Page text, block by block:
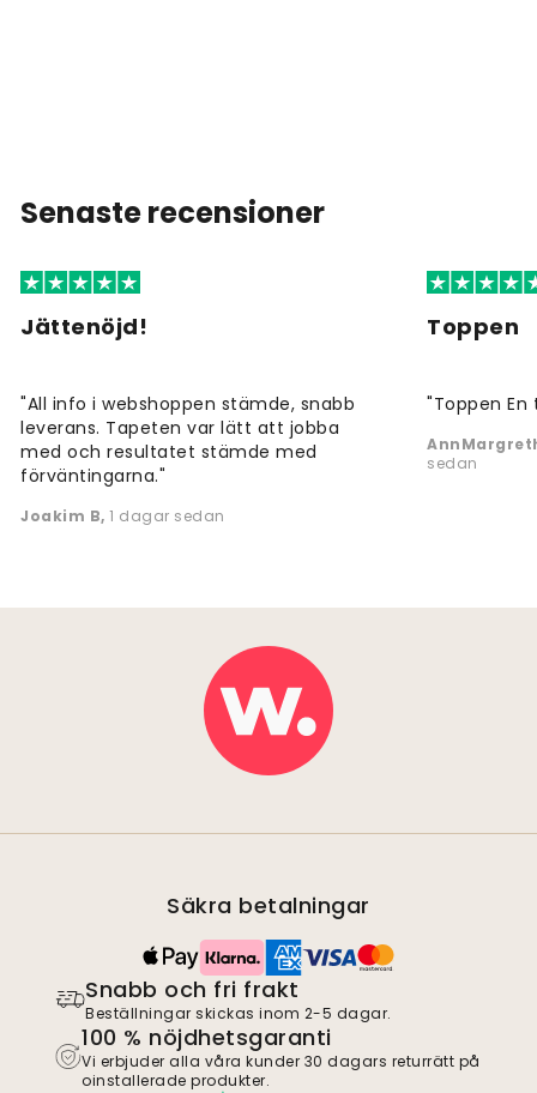
Senaste recensioner
Jättenöjd!
"All info i webshoppen stämde, snabb
leverans. Tapeten var lätt att jobba
med och resultatet stämde med
förväntingarna."
Joakim B, 1 dagar sedan
Toppen
"Toppen
sedan
Säkra betalningar
Snabb och fri frakt
Beställningar skickas inom 2-5 dagar.
100 % nöjdhetsgaranti
Vi erbjuder alla våra kunder 30 dagars returrätt på
oinstallerade produkter.